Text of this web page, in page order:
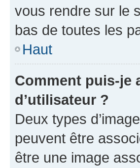
vous rendre sur le
bas de toutes les
Haut
Comment puis-je
d’utilisateur ?
Deux types
peuvent être
être une image